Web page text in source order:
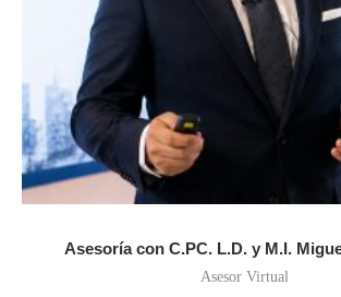
Asesoría con C.PC. L.D. y M.I.
Asesor Virtual